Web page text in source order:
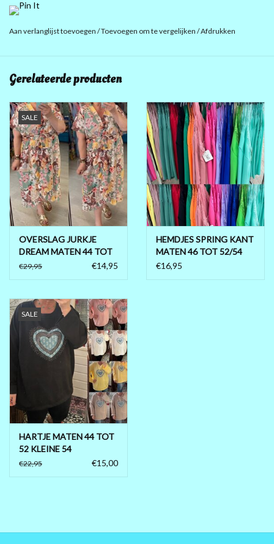
EN STRIJKEN HOEFT NIET EINDELOOS VOOR DE VAKANTIE
Aan verlanglijst toevoegen /Toevoegen om te vergelijken /Afdrukken
Gerelateerde producten
SALE
OVERSLAG JURKJE
DREAM MATEN 44 TOT
50/52
€29,95 €14,95
HEMDJES SPRING KANT
MATEN 46 TOT 52/54
€16,95
SALE
HARTJE MATEN 44 TOT
52 KLEINE 54
€22,95 €15,00